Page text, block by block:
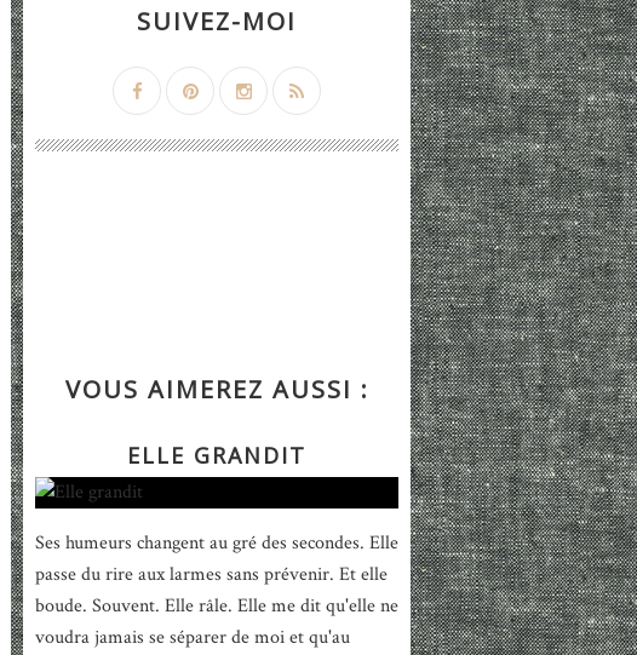
SUIVEZ-MOI
VOUS AIMEREZ AUSSI :
ELLE GRANDIT
Ses humeurs changent au gré des secondes. Elle
passe du rire aux larmes sans prévenir. Et elle
boude. Souvent. Elle râle. Elle me dit qu'elle ne
voudra jamais se séparer de moi et qu'au